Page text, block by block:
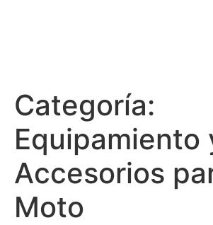
Categoría:
Equipamiento
Accesorios
Moto